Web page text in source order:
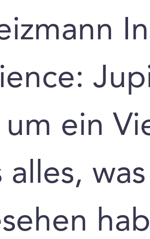
um ein
alles,